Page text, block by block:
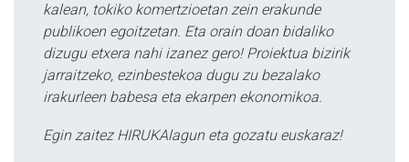
kalean, tokiko komertzioetan zein erakunde
publikoen egoitzetan. Eta orain doan bidaliko
dizugu etxera nahi izanez gero! Proiektua bizirik
jarraitzeko, ezinbestekoa dugu zu bezalako
irakurleen babesa eta ekarpen ekonomikoa.
Egin zaitez HIRUKAlagun eta gozatu euskaraz!